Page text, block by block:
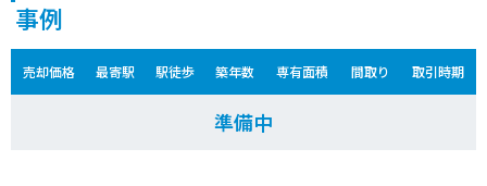
事例
売却価格 最寄駅 駅徒歩 築年数 専有面積 間取り 取引時期
準備中